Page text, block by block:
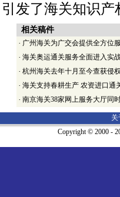
引发了海关知识产
相关稿件
· 广州海关为广交会提供全方位
· 海关奥运通关服务全面进入实
· 杭州海关去年十月至今查获侵
· 海关支持春耕生产 农资进口通
· 南京海关38家网上服务大厅同
关
Copyright © 2000 -